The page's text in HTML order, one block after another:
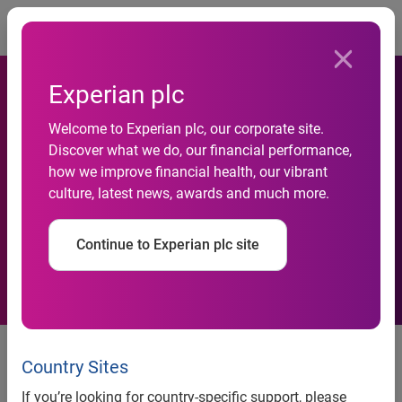
Experian plc
Welcome to Experian plc, our corporate site.
Discover what we do, our financial performance,
how we improve financial health, our vibrant
culture, latest news, awards and much more.
Continue to Experian plc site
Country Sites
If you’re looking for country-specific support, please
Big data, fidelizzazione, lotta
alle frodi: le nuove sfide per
le telecomunicazioni
Big data, fidelizzazione, lotta alle frodi: le nuove sfide per
le telecomunicazioni.
Londra, 25 settembre 2013 – Valorizzare la gran quantità